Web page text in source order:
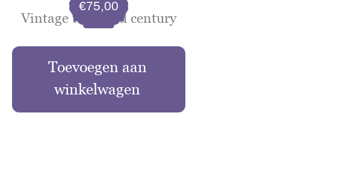
Vintage tafel mid century
€75,00
Toevoegen aan
winkelwagen